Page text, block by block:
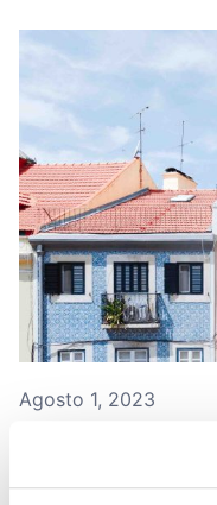
Agosto 1, 2023
consequências